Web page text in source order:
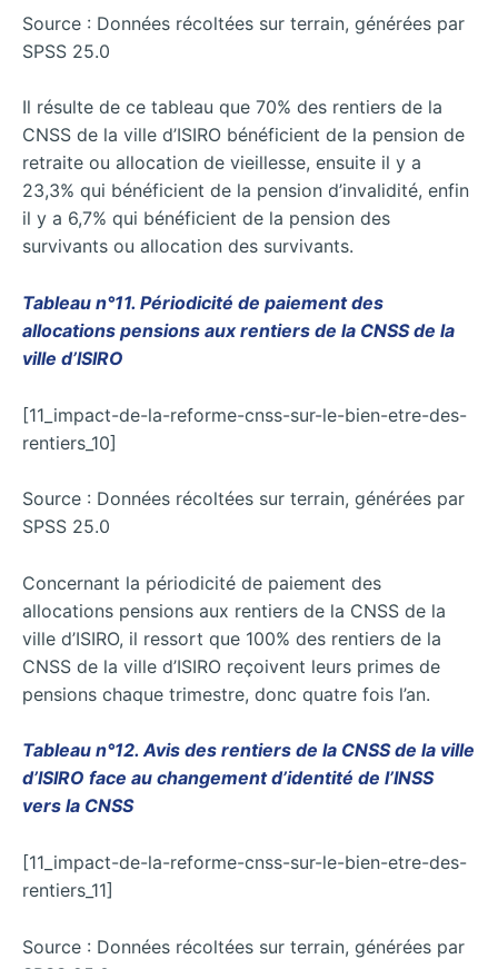
Source : Données récoltées sur terrain, générées par
SPSS 25.0
Il résulte de ce tableau que 70% des rentiers de la
CNSS de la ville d’ISIRO bénéficient de la pension de
retraite ou allocation de vieillesse, ensuite il y a
23,3% qui bénéficient de la pension d’invalidité, enfin
il y a 6,7% qui bénéficient de la pension des
survivants ou allocation des survivants.
Tableau n°11. Périodicité de paiement des
allocations pensions aux rentiers de la CNSS de la
ville d’ISIRO
[11_impact-de-la-reforme-cnss-sur-le-bien-etre-des-
rentiers_10]
Source : Données récoltées sur terrain, générées par
SPSS 25.0
Concernant la périodicité de paiement des
allocations pensions aux rentiers de la CNSS de la
ville d’ISIRO, il ressort que 100% des rentiers de la
CNSS de la ville d’ISIRO reçoivent leurs primes de
pensions chaque trimestre, donc quatre fois l’an.
Tableau n°12. Avis des rentiers de la CNSS de la ville
d’ISIRO face au changement d’identité de l’INSS
vers la CNSS
[11_impact-de-la-reforme-cnss-sur-le-bien-etre-des-
rentiers_11]
Source : Données récoltées sur terrain, générées par